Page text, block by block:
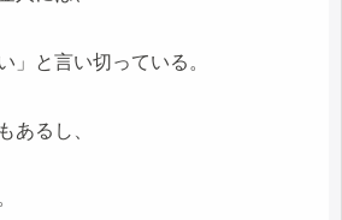
」と言い切っている。
あるし、